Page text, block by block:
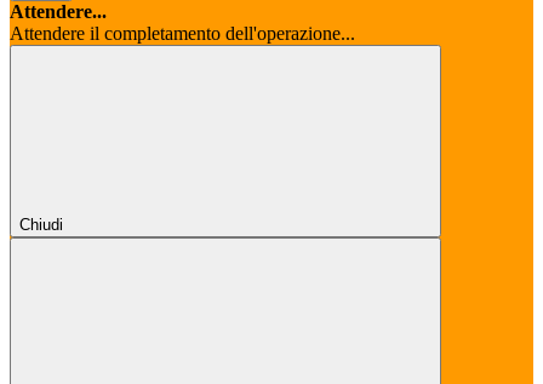
Attendere...
Attendere il completamento dell'operazione...
Chiudi